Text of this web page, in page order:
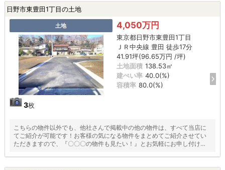
日野市東豊田1丁目の土地
土地
3枚
4,050万円
東京都日野市東豊田1丁目
ＪＲ中央線 豊田 徒歩17分
41.91坪(96.65万円 /坪)
土地面積 138.53㎡
建ぺい率 40.0(%)
容積率 80.0(%)
こちらの物件以外でも、他社さんで掲載中の他の物件は、すべて当店に
てご紹介が可能です！お客様の気になる物件をまとめてご紹介させてい
ただきますので、『〇〇〇の物件も見たい！』とお気軽にお申し付けく